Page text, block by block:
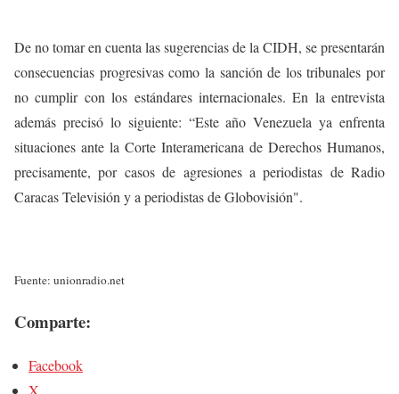
De no tomar en cuenta las sugerencias de la CIDH, se presentarán
consecuencias progresivas como la sanción de los tribunales por
no cumplir con los estándares internacionales. En la entrevista
además precisó lo siguiente: “Este año Venezuela ya enfrenta
situaciones ante la Corte Interamericana de Derechos Humanos,
precisamente, por casos de agresiones a periodistas de Radio
Caracas Televisión y a periodistas de Globovisión".
Fuente: unionradio.net
Comparte:
Facebook
X